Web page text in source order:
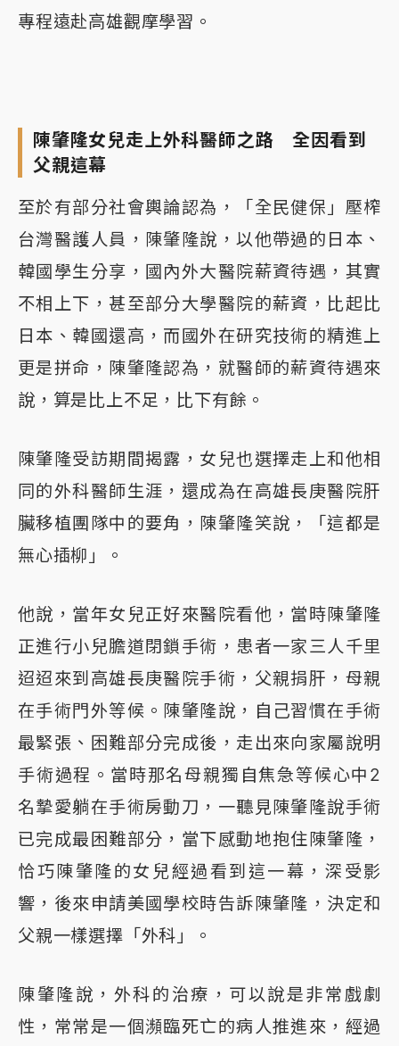
專程遠赴高雄觀摩學習。
陳肇隆女兒走上外科醫師之路 全因看到
父親這幕
至於有部分社會輿論認為，「全民健保」壓榨
台灣醫護人員，陳肇隆說，以他帶過的日本、
韓國學生分享，國內外大醫院薪資待遇，其實
不相上下，甚至部分大學醫院的薪資，比起比
日本、韓國還高，而國外在研究技術的精進上
更是拼命，陳肇隆認為，就醫師的薪資待遇來
說，算是比上不足，比下有餘。
陳肇隆受訪期間揭露，女兒也選擇走上和他相
同的外科醫師生涯，還成為在高雄長庚醫院肝
臟移植團隊中的要角，陳肇隆笑說，「這都是
無心插柳」。
他說，當年女兒正好來醫院看他，當時陳肇隆
正進行小兒膽道閉鎖手術，患者一家三人千里
迢迢來到高雄長庚醫院手術，父親捐肝，母親
在手術門外等候。陳肇隆說，自己習慣在手術
最緊張、困難部分完成後，走出來向家屬說明
手術過程。當時那名母親獨自焦急等候心中2
名摯愛躺在手術房動刀，一聽見陳肇隆說手術
已完成最困難部分，當下感動地抱住陳肇隆，
恰巧陳肇隆的女兒經過看到這一幕，深受影
響，後來申請美國學校時告訴陳肇隆，決定和
父親一樣選擇「外科」。
陳肇隆說，外科的治療，可以說是非常戲劇
性，常常是一個瀕臨死亡的病人推進來，經過